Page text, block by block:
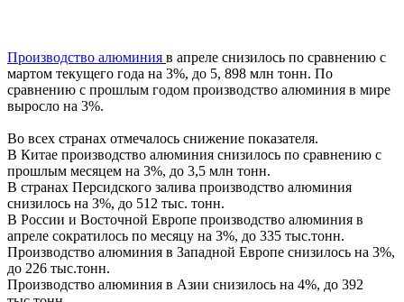
Производство алюминия в апреле снизилось по сравнению с
мартом текущего года на 3%, до 5, 898 млн тонн. По
сравнению с прошлым годом производство алюминия в мире
выросло на 3%.
Во всех странах отмечалось снижение показателя.
В Китае производство алюминия снизилось по сравнению с
прошлым месяцем на 3%, до 3,5 млн тонн.
В странах Персидского залива производство алюминия
снизилось на 3%, до 512 тыс. тонн.
В России и Восточной Европе производство алюминия в
апреле сократилось по месяцу на 3%, до 335 тыс.тонн.
Производство алюминия в Западной Европе снизилось на 3%,
до 226 тыс.тонн.
Производство алюминия в Азии снизилось на 4%, до 392